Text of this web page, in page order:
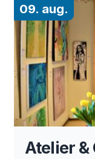
09. aug.
Atelier &